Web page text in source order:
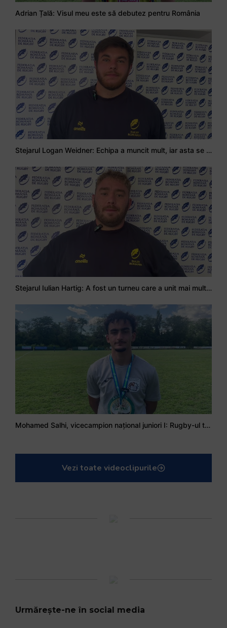
Adrian Țală: Visul meu este să debutez pentru România
Stejarul Logan Weidner: Echipa a muncit mult, iar asta se va vedea în meciurile de la Nations Cup
Stejarul Iulian Hartig: A fost un turneu care a unit mai mult echipa
Mohamed Salhi, vicecampion național juniori I: Rugby-ul te învață să accepți și înfrângerile
Vezi toate videoclipurile
Urmărește-ne în social media